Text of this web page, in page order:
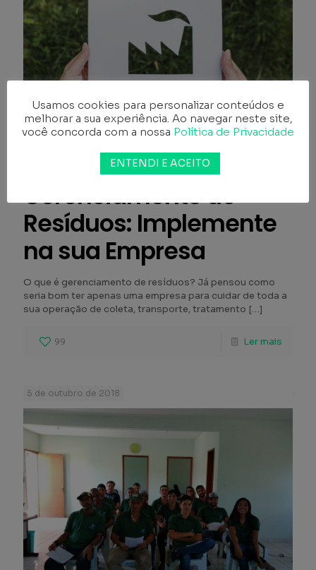
Biocomp
Gerenciamento de
Resíduos: Implemente
na sua Empresa
O que é gerenciamento de resíduos? Já pensou como
seria bom ter apenas uma empresa para cuidar de toda a
sua operação de coleta, transporte, tratamento […]
99 Ler mais
5 de outubro de 2018
Usamos cookies para personalizar conteúdos e
melhorar a sua experiência. Ao navegar neste site,
você concorda com a nossa Política de Privacidade
ENTENDI E ACEITO